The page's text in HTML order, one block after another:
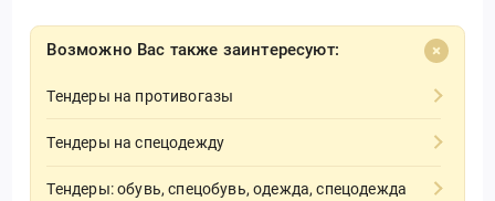
Возможно Вас также заинтересуют:
Тендеры на противогазы
Тендеры на спецодежду
Тендеры: обувь, спецобувь, одежда, спецодежда